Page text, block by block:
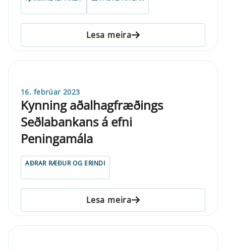
Lesa meira
16. febrúar 2023
Kynning aðalhagfræðings
Seðlabankans á efni
Peningamála
AÐRAR RÆÐUR OG ERINDI
Lesa meira